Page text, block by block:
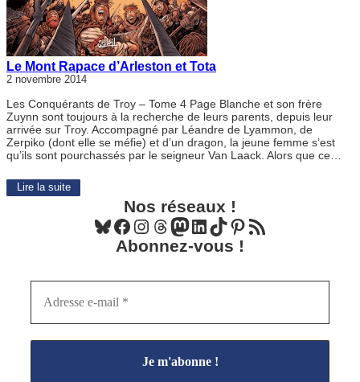
Le Mont Rapace d’Arleston et Tota
2 novembre 2014
Les Conquérants de Troy – Tome 4 Page Blanche et son frère
Zuynn sont toujours à la recherche de leurs parents, depuis leur
arrivée sur Troy. Accompagné par Léandre de Lyammon, de
Zerpiko (dont elle se méfie) et d’un dragon, la jeune femme s’est
qu’ils sont pourchassés par le seigneur Van Laack. Alors que ce…
Lire la suite
Nos réseaux !
Bluesky Facebook Instagram Threads Mastodon LinkedIn TikTok Pinterest Flux RSS
Abonnez-vous !